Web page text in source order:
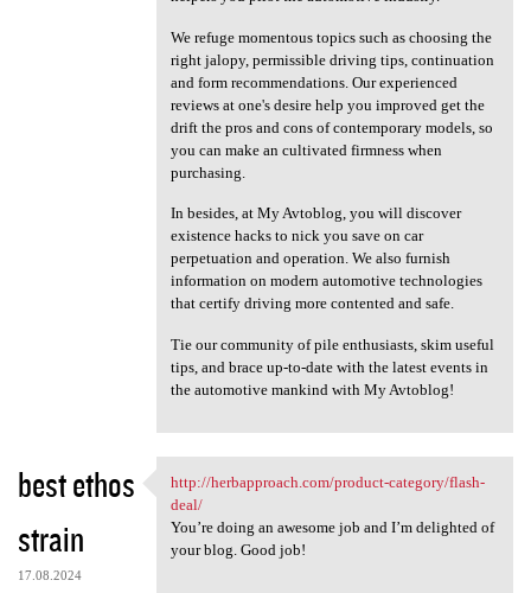
We refuge momentous topics such as choosing the
right jalopy, permissible driving tips, continuation
and form recommendations. Our experienced
reviews at one's desire help you improved get the
drift the pros and cons of contemporary models, so
you can make an cultivated firmness when
purchasing.
In besides, at My Avtoblog, you will discover
existence hacks to nick you save on car
perpetuation and operation. We also furnish
information on modern automotive technologies
that certify driving more contented and safe.
Tie our community of pile enthusiasts, skim useful
tips, and brace up-to-date with the latest events in
the automotive mankind with My Avtoblog!
best ethos
strain
17.08.2024
http://herbapproach.com
http://herbapproach.com/product-category/flash-
deal/
You’re doing an awesome job and I’m delighted of
your blog. Good job!